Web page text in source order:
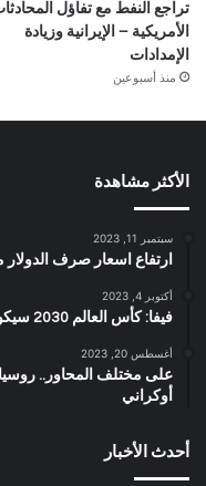
تراجع النفط مع تفاؤل
الأمريكية – الإيرانية وزيادة
الإمدادات
منذ أسبوعين
الأكثر مشاهدة
سبتمبر 11, 2023
ارتفاع اسعار صرف الدولار
أكتوبر 4, 2023
فيفا: كأس العالم 2030 سيكون مشترك بين المغرب وإسبانيا والبرتغال
أغسطس 20, 2023
أوكراني
أحدث الأخبار